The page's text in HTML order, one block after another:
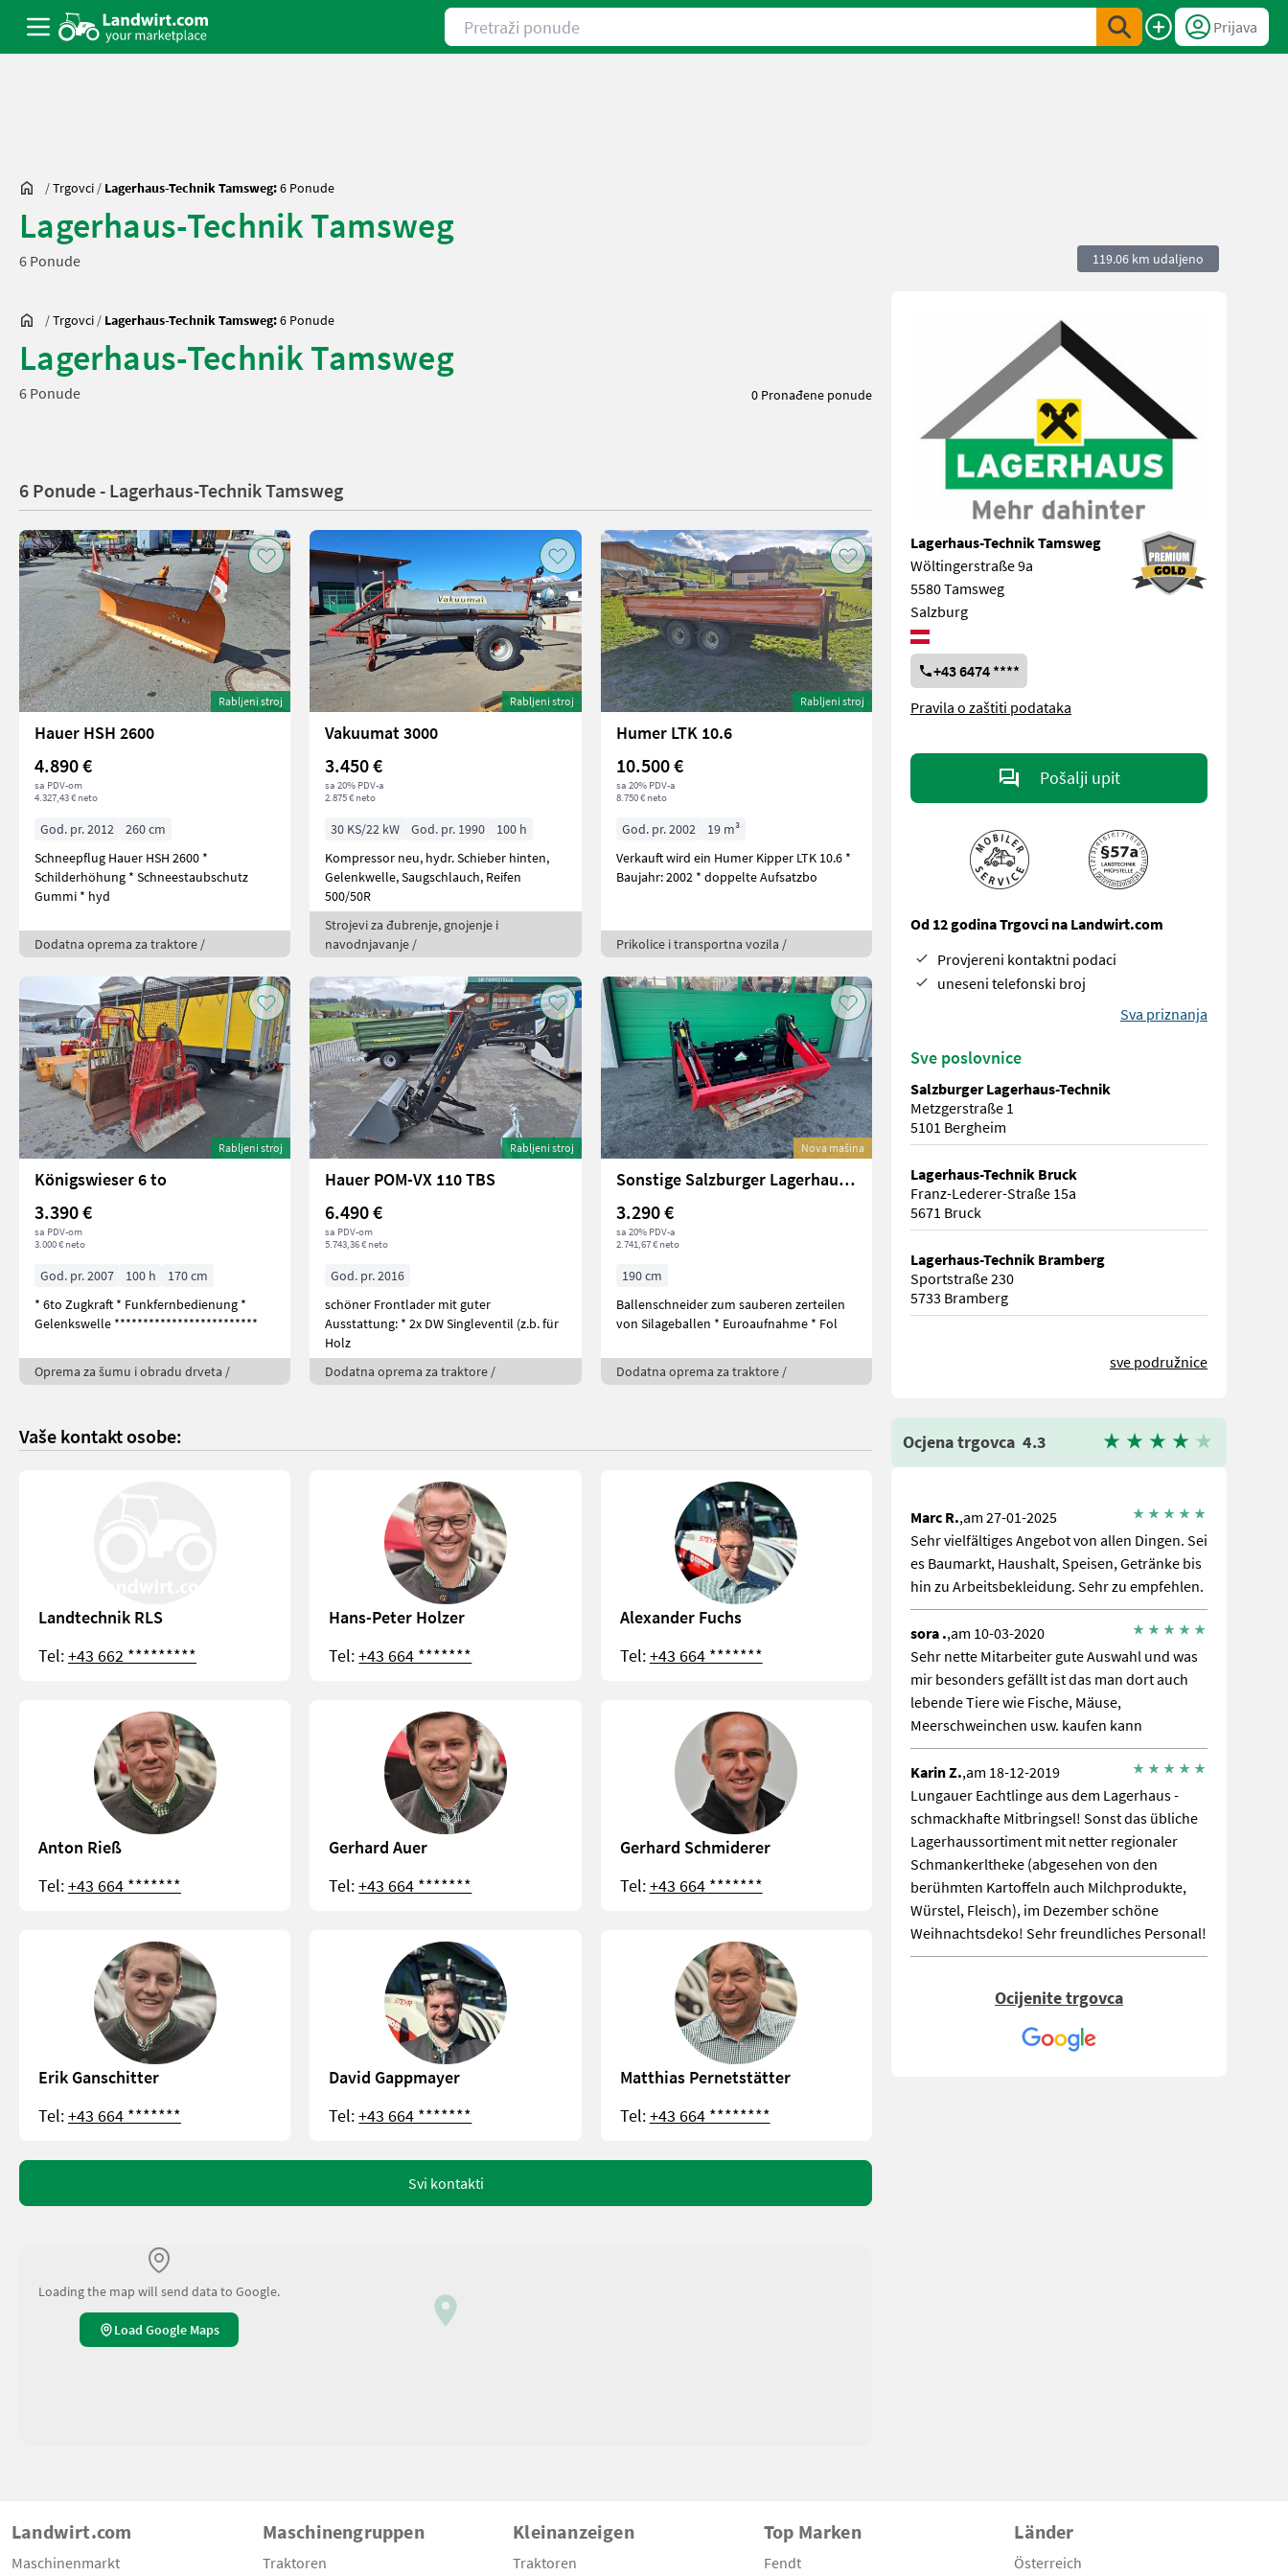
Pretraži ponude
Prijava
/Trgovci / Lagerhaus-Technik Tamsweg:6 Ponude
Lagerhaus-Technik Tamsweg
6 Ponude 119.06 km udaljeno
/Trgovci / Lagerhaus-Technik Tamsweg:6 Ponude
Lagerhaus-Technik Tamsweg
6 Ponude 0 Pronađene ponude
6 Ponude - Lagerhaus-Technik Tamsweg
Rabljeni stroj
Hauer HSH 2600
4.890 €
sa PDV-om
4.327,43 € neto
God. pr. 2012
260 cm
Schneepflug Hauer HSH 2600 *
Schilderhöhung * Schneestaubschutz
Gummi * hyd
Dodatna oprema za traktore /
Rabljeni stroj
Vakuumat 3000
3.450 €
sa 20% PDV-a
2.875 € neto
30 KS/22 kW God. pr. 1990
100 h
Kompressor neu, hydr. Schieber hinten,
Gelenkwelle, Saugschlauch, Reifen
500/50R
Strojevi za đubrenje, gnojenje i
navodnjavanje /
Rabljeni stroj
Humer LTK 10.6
10.500 €
sa 20% PDV-a
8.750 € neto
God. pr. 2002
19 m³
Verkauft wird ein Humer Kipper LTK 10.6 *
Baujahr: 2002 * doppelte Aufsatzbo
Prikolice i transportna vozila /
Rabljeni stroj
Königswieser 6 to
3.390 €
sa PDV-om
3.000 € neto
God. pr. 2007 100 h
170 cm
* 6to Zugkraft * Funkfernbedienung *
Gelenkswelle *************************
Oprema za šumu i obradu drveta /
Rabljeni stroj
Hauer POM-VX 110 TBS
6.490 €
sa PDV-om
5.743,36 € neto
God. pr. 2016
schöner Frontlader mit guter
Ausstattung: * 2x DW Singleventil (z.b. für
Holz
Dodatna oprema za traktore /
Nova mašina
Sonstige Salzburger Lagerhaus Ballenschneider +
3.290 €
sa 20% PDV-a
2.741,67 € neto
190 cm
Ballenschneider zum sauberen zerteilen
von Silageballen * Euroaufnahme * Fol
Dodatna oprema za traktore /
Vaše kontakt osobe:
Landtechnik RLS
Tel:+43 662 *********
Hans-Peter Holzer
Tel:+43 664 *******
Alexander Fuchs
Tel:+43 664 *******
Anton Rieß
Tel:+43 664 *******
Gerhard Auer
Tel:+43 664 *******
Gerhard Schmiderer
Tel:+43 664 *******
Erik Ganschitter
Tel:+43 664 *******
David Gappmayer
Tel:+43 664 *******
Matthias Pernetstätter
Tel:+43 664 ********
Svi kontakti
Loading the map will send data to Google.
Load Google Maps
Lagerhaus-Technik Tamsweg
Wöltingerstraße 9a
5580 Tamsweg
Salzburg
+43 6474 ****
Pravila o zaštiti podataka
Pošalji upit
Od 12 godina Trgovci na Landwirt.com
Provjereni kontaktni podaci
uneseni telefonski broj
Sva priznanja
Sve poslovnice
Salzburger Lagerhaus-Technik
Metzgerstraße 1
5101 Bergheim
Lagerhaus-Technik Bruck
Franz-Lederer-Straße 15a
5671 Bruck
Lagerhaus-Technik Bramberg
Sportstraße 230
5733 Bramberg
sve podružnice
Ocjena trgovca 4.3
Marc R.,am 27-01-2025
Sehr vielfältiges Angebot von allen Dingen. Sei
es Baumarkt, Haushalt, Speisen, Getränke bis
hin zu Arbeitsbekleidung. Sehr zu empfehlen.
sora .,am 10-03-2020
Sehr nette Mitarbeiter gute Auswahl und was
mir besonders gefällt ist das man dort auch
lebende Tiere wie Fische, Mäuse,
Meerschweinchen usw. kaufen kann
Karin Z.,am 18-12-2019
Lungauer Eachtlinge aus dem Lagerhaus -
schmackhafte Mitbringsel! Sonst das übliche
Lagerhaussortiment mit netter regionaler
Schmankerltheke (abgesehen von den
berühmten Kartoffeln auch Milchprodukte,
Würstel, Fleisch), im Dezember schöne
Weihnachtsdeko! Sehr freundliches Personal!
Ocijenite trgovca
Landwirt.com
Maschinenmarkt
Maschinengruppen
Traktoren
Kleinanzeigen
Traktoren
Top Marken
Fendt
Länder
Österreich